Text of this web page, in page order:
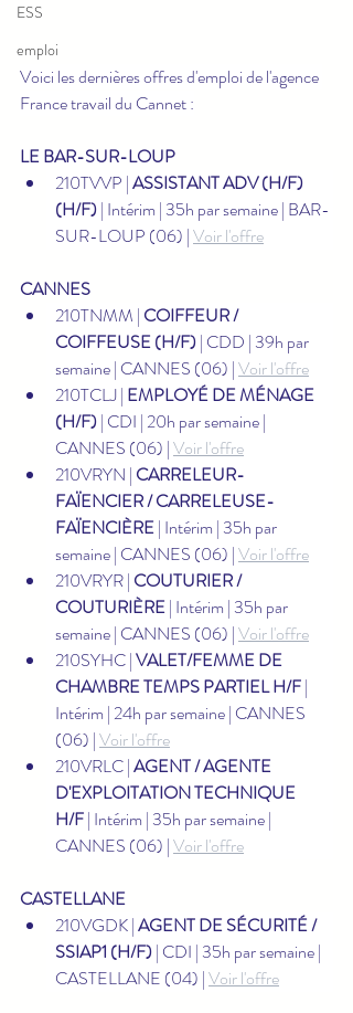
ESS
emploi
Voici les dernières offres d'emploi de l'agence
France travail du Cannet :
LE BAR-SUR-LOUP
210TVVP | ASSISTANT ADV (H/F)
(H/F) | Intérim | 35h par semaine | BAR-
SUR-LOUP (06) | Voir l'offre
CANNES
210TNMM | COIFFEUR /
COIFFEUSE (H/F) | CDD | 39h par
semaine | CANNES (06) | Voir l'offre
210TCLJ | EMPLOYÉ DE MÉNAGE
(H/F) | CDI | 20h par semaine |
CANNES (06) | Voir l'offre
210VRYN | CARRELEUR-
FAÏENCIER / CARRELEUSE-
FAÏENCIÈRE | Intérim | 35h par
semaine | CANNES (06) | Voir l'offre
210VRYR | COUTURIER /
COUTURIÈRE | Intérim | 35h par
semaine | CANNES (06) | Voir l'offre
210SYHC | VALET/FEMME DE
CHAMBRE TEMPS PARTIEL H/F |
Intérim | 24h par semaine | CANNES
(06) | Voir l'offre
210VRLC | AGENT / AGENTE
D'EXPLOITATION TECHNIQUE
H/F | Intérim | 35h par semaine |
CANNES (06) | Voir l'offre
CASTELLANE
210VGDK | AGENT DE SÉCURITÉ /
SSIAP1 (H/F) | CDI | 35h par semaine |
CASTELLANE (04) | Voir l'offre